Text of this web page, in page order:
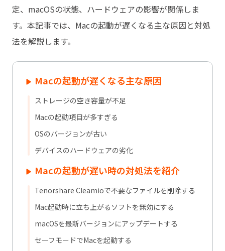
定、macOSの状態、ハードウェアの影響が関係しま
す。本記事では、Macの起動が遅くなる主な原因と対処
法を解説します。
Macの起動が遅くなる主な原因
ストレージの空き容量が不足
Macの起動項目が多すぎる
OSのバージョンが古い
デバイスのハードウェアの劣化
Macの起動が遅い時の対処法を紹介
Tenorshare Cleamioで不要なファイルを削除する
Mac起動時に立ち上がるソフトを無効にする
macOSを最新バージョンにアップデートする
セーフモードでMacを起動する